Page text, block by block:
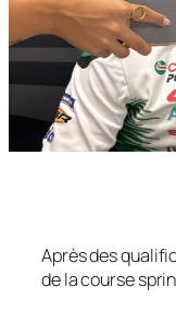
Après des
de la course